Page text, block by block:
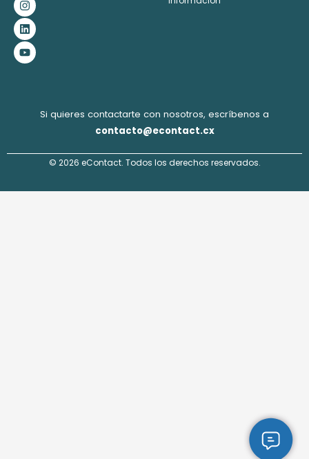
e
b
o
o
k
t
a
g
r
a
m
k
e
d
i
n
t
u
b
e
Si quieres contactarte con nosotros, escríbenos a
contacto@econtact.cx
© 2026 eContact. Todos los derechos reservados.